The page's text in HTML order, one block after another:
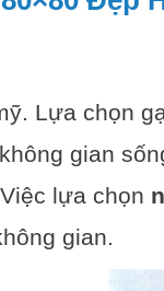
Lựa chọn
gian
lựa chọn
gian.